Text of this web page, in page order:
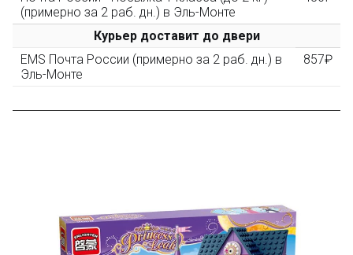
(фото сборки)
Пришлите фото поэтапной сборки купленного
конструктора и получите дополнительную скидку
10% при покупке следующего набора (не дороже 10
нашем сайте и получите купон на скидку 50₽ за
текстовый отзыв или 100₽ за отзыв с фото.
(примерно за 2 раб. дн.) в Эль-Монте
Курьер доставит до двери
EMS Почта России (примерно за 2 раб. дн.) в
Эль-Монте
857₽